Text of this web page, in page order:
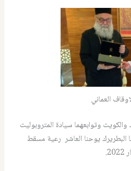
العماني
وتوابعهما سيادة المتروبوليت
يوحنا العاشر رعية مسقط